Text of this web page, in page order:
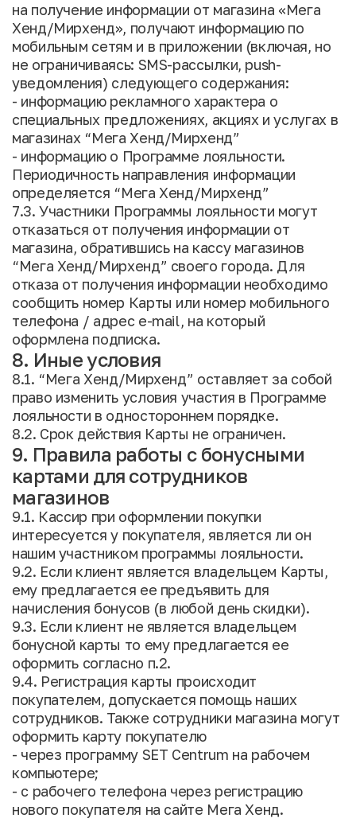
на получение информации от магазина «Мега
Хенд/Мирхенд», получают информацию по
мобильным сетям и в приложении (включая, но
не ограничиваясь: SMS-рассылки, push-
уведомления) следующего содержания:
- информацию рекламного характера о
специальных предложениях, акциях и услугах в
магазинах “Мега Хенд/Мирхенд”
- информацию о Программе лояльности.
Периодичность направления информации
определяется “Мега Хенд/Мирхенд”
7.3. Участники Программы лояльности могут
отказаться от получения информации от
магазина, обратившись на кассу магазинов
“Мега Хенд/Мирхенд” своего города. Для
отказа от получения информации необходимо
сообщить номер Карты или номер мобильного
телефона / адрес e-mail, на который
оформлена подписка.
8. Иные условия
8.1. “Мега Хенд/Мирхенд” оставляет за собой
право изменить условия участия в Программе
лояльности в одностороннем порядке.
8.2. Срок действия Карты не ограничен.
9. Правила работы с бонусными
картами для сотрудников
магазинов
9.1. Кассир при оформлении покупки
интересуется у покупателя, является ли он
нашим участником программы лояльности.
9.2. Если клиент является владельцем Карты,
ему предлагается ее предъявить для
начисления бонусов (в любой день скидки).
9.3. Если клиент не является владельцем
бонусной карты то ему предлагается ее
оформить согласно п.2.
9.4. Регистрация карты происходит
покупателем, допускается помощь наших
сотрудников. Также сотрудники магазина могут
оформить карту покупателю
- через программу SET Centrum на рабочем
компьютере;
- с рабочего телефона через регистрацию
нового покупателя на сайте Мега Хенд.